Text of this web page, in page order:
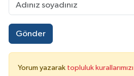
Gönder
Yorum yazarak topluluk kurallarımızı